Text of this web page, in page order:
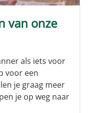
van onze
als iets voor
voor een
je graag meer
je op weg naar